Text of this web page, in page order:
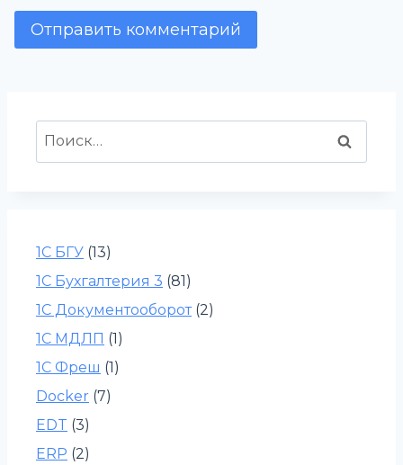
Найти:
1С БГУ (13)
1С Бухгалтерия 3 (81)
1С Документооборот(2)
1С МДЛП (1)
1С Фреш (1)
Docker (7)
EDT (3)
ERP (2)